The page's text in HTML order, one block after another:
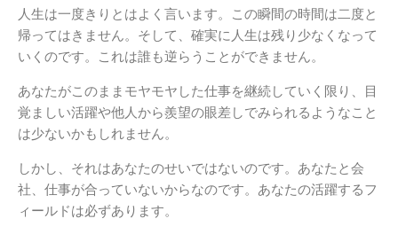
人生は一度きりとはよく言います。この瞬間の時間は二度と
帰ってはきません。そして、確実に人生は残り少なくなって
いくのです。これは誰も逆らうことができません。
あなたがこのままモヤモヤした仕事を継続していく限り、目
覚ましい活躍や他人から羨望の眼差しでみられるようなこと
は少ないかもしれません。
しかし、それはあなたのせいではないのです。あなたと会
社、仕事が合っていないからなのです。あなたの活躍するフ
ィールドは必ずあります。